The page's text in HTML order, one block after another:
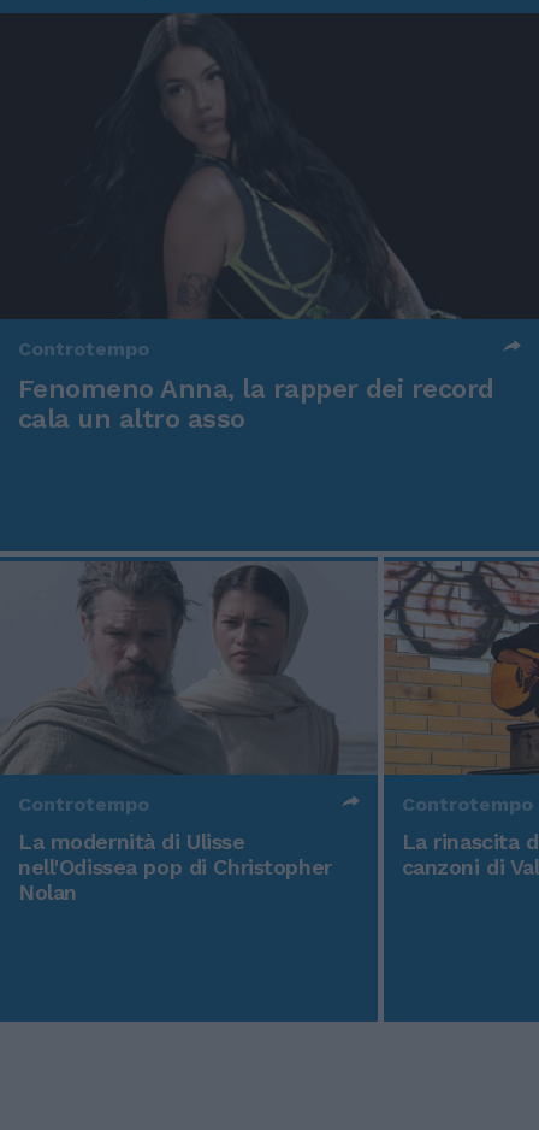
Controtempo
Fenomeno Anna, la rapper dei record
cala un altro asso
Controtempo
La modernità di Ulisse
nell'Odissea pop di Christopher
Nolan
Controtempo
La rinascita
canzoni di